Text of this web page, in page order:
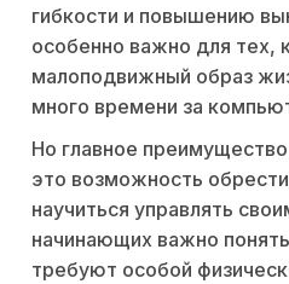
гибкости и повышению
особенно важно для тех,
малоподвижный образ
много времени за
Но главное
это возможность
научиться управлять
начинающих важно
требуют особой